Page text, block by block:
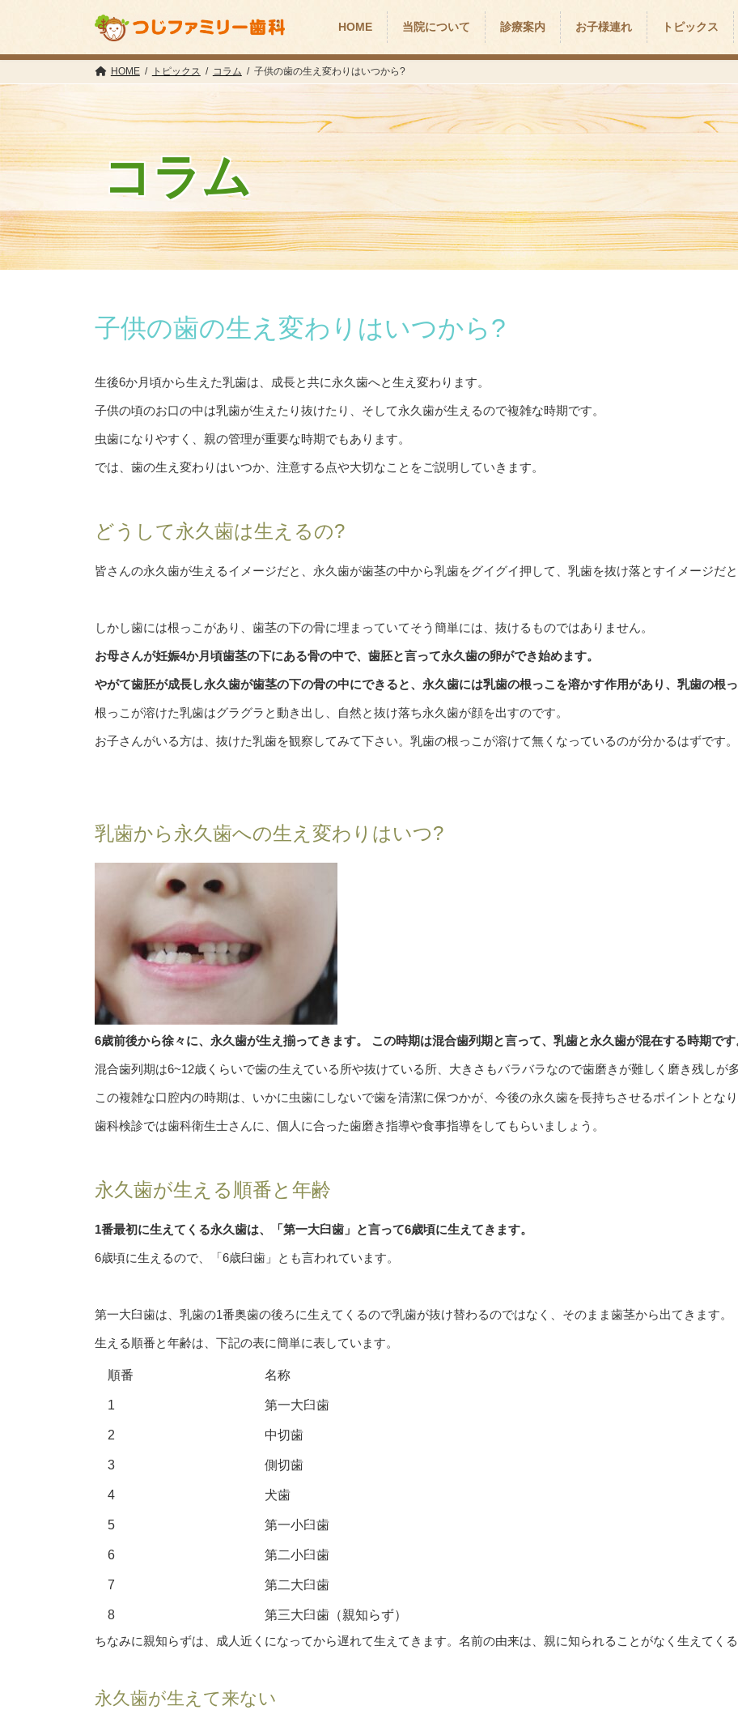
ン
へ
ス
キ
プ
ー
ョ
ン
に
動
HOME 当院について 診療案内 お子様連れ トピックス
コラム
HOME トピックス コラム 子供の歯の生え変わりはいつから?
子供の歯の生え変わりはいつから?
生後6か月頃から生えた乳歯は、成長と共に永久歯へと生え変わります。
子供の頃のお口の中は乳歯が生えたり抜けたり、そして永久歯が生えるので複雑な時期です。
虫歯になりやすく、親の管理が重要な時期でもあります。
では、歯の生え変わりはいつか、注意する点や大切なことをご説明していきます。
どうして永久歯は生えるの?
皆さんの永久歯が生えるイメージだと、永久歯が歯茎の中から乳歯をグイグイ押して、乳歯を抜け落とすイメージだと
しかし歯には根っこがあり、歯茎の下の骨に埋まっていてそう簡単には、抜けるものではありません。
お母さんが妊娠4か月頃歯茎の下にある骨の中で、歯胚と言って永久歯の卵ができ始めます。
やがて歯胚が成長し永久歯が歯茎の下の骨の中にできると、永久歯には乳歯の根っこを溶かす作用があり、乳歯の根っ
根っこが溶けた乳歯はグラグラと動き出し、自然と抜け落ち永久歯が顔を出すのです。
お子さんがいる方は、抜けた乳歯を観察してみて下さい。乳歯の根っこが溶けて無くなっているのが分かるはずです。
乳歯から永久歯への生え変わりはいつ?
6歳前後から徐々に、永久歯が生え揃ってきます。 この時期は混合歯列期と言って、乳歯と永久歯が混在する時期です
混合歯列期は6~12歳くらいで歯の生えている所や抜けている所、大きさもバラバラなので歯磨きが難しく磨き残しが
この複雑な口腔内の時期は、いかに虫歯にしないで歯を清潔に保つかが、今後の永久歯を長持ちさせるポイントとなり
歯科検診では歯科衛生士さんに、個人に合った歯磨き指導や食事指導をしてもらいましょう。
永久歯が生える順番と年齢
1番最初に生えてくる永久歯は、「第一大臼歯」と言って6歳頃に生えてきます。
6歳頃に生えるので、「6歳臼歯」とも言われています。
第一大臼歯は、乳歯の1番奥歯の後ろに生えてくるので乳歯が抜け替わるのではなく、そのまま歯茎から出てきます。
生える順番と年齢は、下記の表に簡単に表しています。
順番 名称
1 第一大臼歯
2 中切歯
3 側切歯
4 犬歯
5 第一小臼歯
6 第二小臼歯
7 第二大臼歯
8 第三大臼歯（親知らず）
ちなみに親知らずは、成人近くになってから遅れて生えてきます。名前の由来は、親に知られることがなく生えてくる
永久歯が生えて来ない